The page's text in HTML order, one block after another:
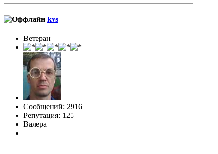
kvs
Ветеран
Сообщений: 2916
Репутация: 125
Валера